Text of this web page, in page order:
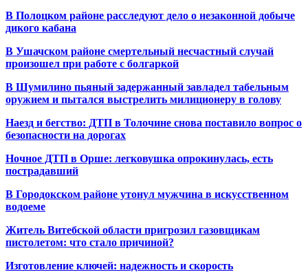
В Полоцком районе расследуют дело о незаконной добыче
дикого кабана
В Ушачском районе смертельный несчастный случай
произошел при работе с болгаркой
В Шумилино пьяный задержанный завладел табельным
оружием и пытался выстрелить милиционеру в голову
Наезд и бегство: ДТП в Толочине снова поставило вопрос о
безопасности на дорогах
Ночное ДТП в Орше: легковушка опрокинулась, есть
пострадавший
В Городокском районе утонул мужчина в искусственном
водоеме
Житель Витебской области пригрозил газовщикам
пистолетом: что стало причиной?
Изготовление ключей: надежность и скорость